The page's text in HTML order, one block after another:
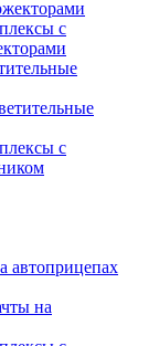
с
с
автоприцепах
на